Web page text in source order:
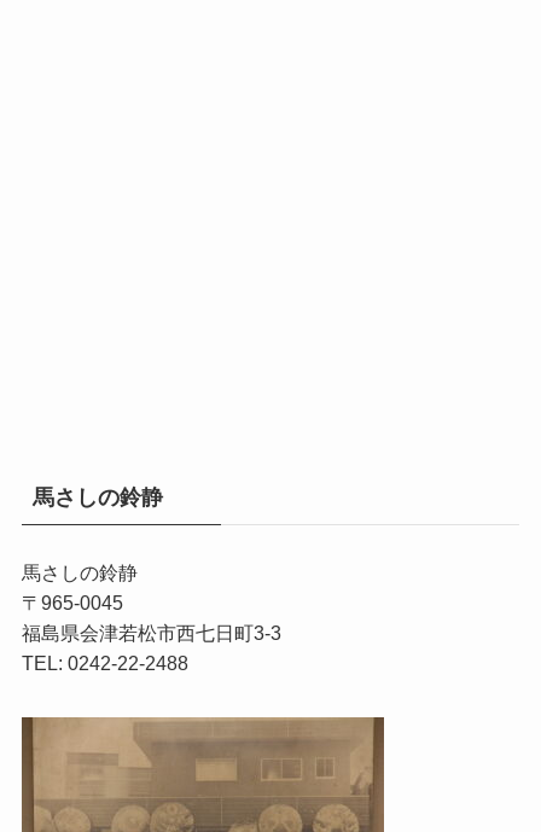
馬さしの鈴静
馬さしの鈴静
〒965-0045
福島県会津若松市西七日町3-3
TEL: 0242-22-2488